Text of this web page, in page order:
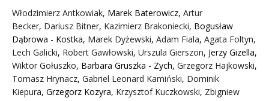
Włodzimierz Antkowiak, Marek Baterowicz, Artur
Becker, Dariusz Bitner, Kazimierz Brakoniecki, Bogusław
Dąbrowa - Kostka, Marek Dyżewski, Adam Fiala, Agata Foltyn,
Lech Galicki, Robert Gawłowski, Urszula Gierszon, Jerzy Gizella,
Wiktor Gołuszko, Barbara Gruszka - Zych, Grzegorz Hajkowski,
Tomasz Hrynacz, Gabriel Leonard Kamiński, Dominik
Kiepura, Grzegorz Kozyra, Krzysztof Kuczkowski, Zbigniew